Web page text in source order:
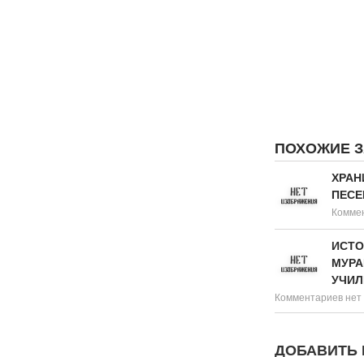
ПОХОЖИЕ
Комментариев нет
ДОБАВИТЬ